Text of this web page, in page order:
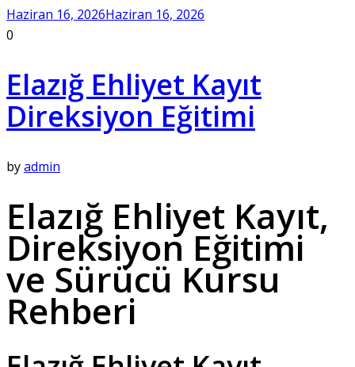
Haziran 16, 2026Haziran 16, 2026
0
Elazığ Ehliyet Kayıt
Direksiyon Eğitimi
byadmin
Elazığ Ehliyet Kayıt,
Direksiyon Eğitimi
ve Sürücü Kursu
Rehberi